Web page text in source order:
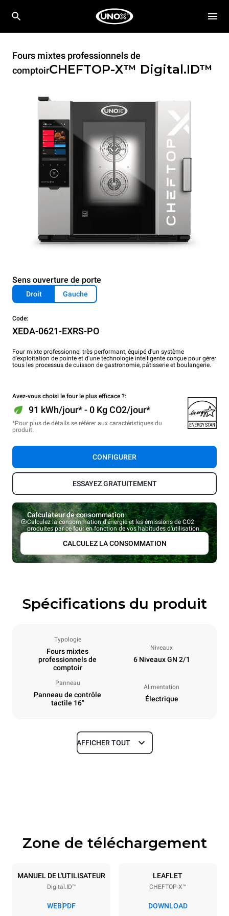
Fours mixtes professionnels de
comptoirCHEFTOP-X™ Digital.ID™
Sens ouverture de porte
Droit Gauche
Code:
XEDA-0621-EXRS-PO
Four mixte professionnel très performant, équipé d'un système
d'exploitation de pointe et d'une technologie intelligente conçue pour gérer
tous les processus de cuisson de gastronomie, pâtisserie et boulangerie.
Avez-vous choisi le four le plus efficace ?:
91 kWh/jour* - 0 Kg CO2/jour*
*Pour plus de détails se référer aux caractéristiques du
produit.
CONFIGURER
ESSAYEZ GRATUITEMENT
Calculateur de consommation
Calculez la consommation d'énergie et les émissions de CO2
produites par ce four en fonction de vos habitudes d'utilisation.
CALCULEZ LA CONSOMMATION
Spécifications du produit
Typologie
Fours mixtes
professionnels de
comptoir
Niveaux
6 Niveaux GN 2/1
Panneau
Panneau de contrôle
tactile 16"
Alimentation
Électrique
Dimensions
Caractéristiques de la plaque
6 GN 2/1
Espace entre les plaques
AFFICHER TOUT
Zone de téléchargement
MANUEL DE L'UTILISATEUR
Digital.ID™
WEBPDF
LEAFLET
CHEFTOP-X™
DOWNLOAD